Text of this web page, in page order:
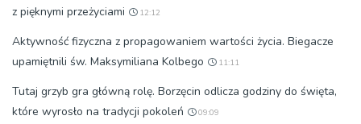
z pięknymi przeżyciami
12:12
Aktywność fizyczna z propagowaniem wartości życia. Biegacze
upamiętnili św. Maksymiliana Kolbego
11:11
Tutaj grzyb gra główną rolę. Borzęcin odlicza godziny do święta,
które wyrosło na tradycji pokoleń
09:09